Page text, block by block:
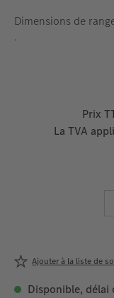
Dimensions de
.
Prix
La TVA
Ajouter à la liste de
Disponible,